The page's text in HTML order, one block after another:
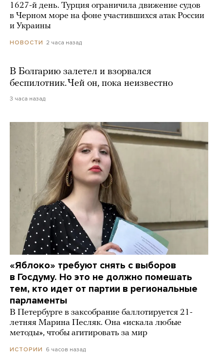
1627-й день. Турция ограничила движение судов
в Черном море на фоне участившихся атак России
и Украины
НОВОСТИ 2 часа назад
В Болгарию залетел и взорвался
беспилотник. Чей он, пока неизвестно
3 часа назад
«Яблоко» требуют снять с выборов
в Госдуму. Но это не должно помешать
тем, кто идет от партии в региональные
парламенты
В Петербурге в заксобрание баллотируется 21-
летняя Марина Песляк. Она «искала любые
методы», чтобы агитировать за мир
ИСТОРИИ 6 часов назад